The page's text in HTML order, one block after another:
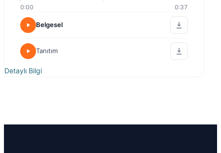
0:00 0:37
Belgesel
Tanıtım
Detaylı Bilgi